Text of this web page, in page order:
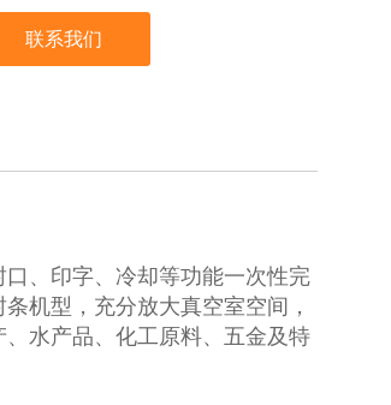
联系我们
、印字、冷却等功能一次性完
机型，充分放大真空室空间，
水产品、化工原料、五金及特